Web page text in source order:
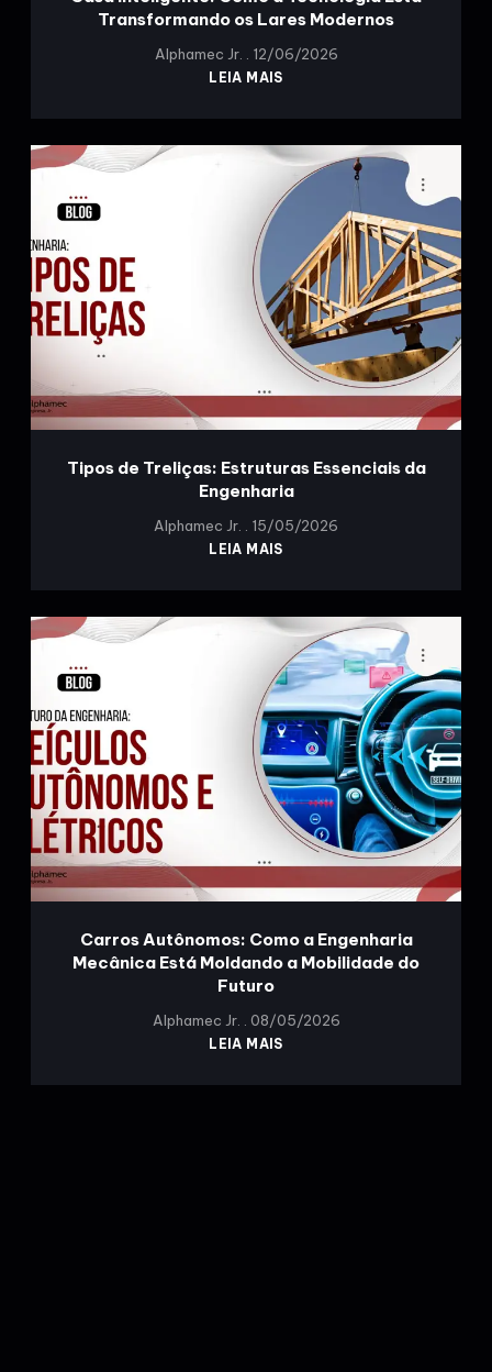
Transformando os Lares Modernos
Alphamec Jr. 12/06/2026
LEIA MAIS
Tipos de Treliças: Estruturas Essenciais da
Engenharia
Alphamec Jr. 15/05/2026
LEIA MAIS
Carros Autônomos: Como a Engenharia
Mecânica Está Moldando a Mobilidade do
Futuro
Alphamec Jr. 08/05/2026
LEIA MAIS